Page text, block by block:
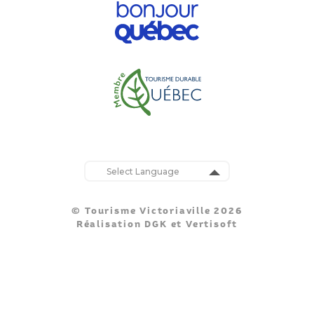
© Tourisme Victoriaville 2026
Réalisation DGK et Vertisoft